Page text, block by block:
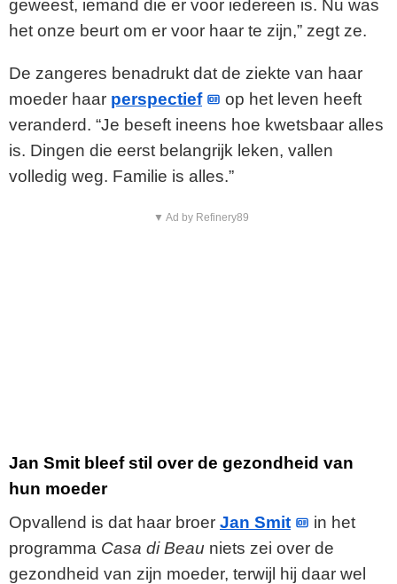
geweest, iemand die er voor iedereen is. Nu was
het onze beurt om er voor haar te zijn,” zegt ze.
De zangeres benadrukt dat de ziekte van haar
moeder haar perspectief
op het leven heeft
veranderd. “Je beseft ineens hoe kwetsbaar alles
is. Dingen die eerst belangrijk leken, vallen
volledig weg. Familie is alles.”
▼ Ad by Refinery89
Jan Smit bleef stil over de gezondheid van
hun moeder
Opvallend is dat haar broer Jan Smit
in het
programma Casa di Beau niets zei over de
gezondheid van zijn moeder, terwijl hij daar wel